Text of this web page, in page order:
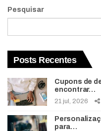
Pesquisar
Posts Recentes
Cupons de
encontrar…
21 jul, 2026
para…